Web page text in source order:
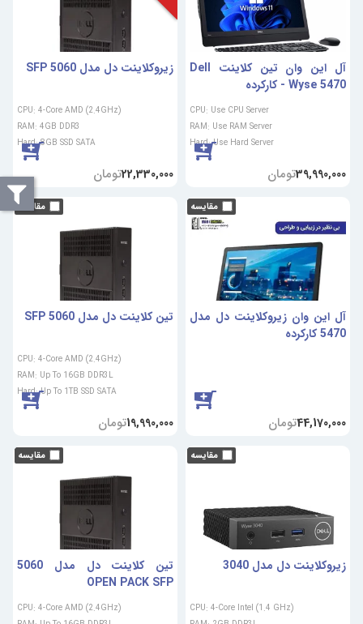
آل این وان تین کلاینت Dell
Wyse 5470 - کارکرده
CPU: Use CPU Server
RAM: Use RAM Server
Hard: Use Hard Server
39,990,000تومان
زیروکلاینت دل مدل 5060 SFP
CPU: 4-Core AMD (2.4GHz)
RAM: 4GB DDR3
Hard: 8GB SSD SATA
22,330,000تومان
آل این وان زیروکلاینت دل مدل
5470 کارکرده
44,170,000تومان
تین کلاینت دل مدل SFP 5060
CPU: 4-Core AMD (2.4GHz)
RAM: Up To 16GB DDR3L
Hard: Up To 1TB SSD SATA
19,990,000تومان
زیروکلاینت دل مدل 3040
CPU: 4-Core Intel (1.4 GHz)
تین کلاینت دل مدل 5060
OPEN PACK SFP
CPU: 4-Core AMD (2.4GHz)